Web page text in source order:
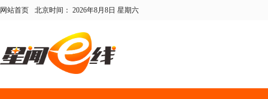
网站首页 北京时间： 2026年8月8日 星期六